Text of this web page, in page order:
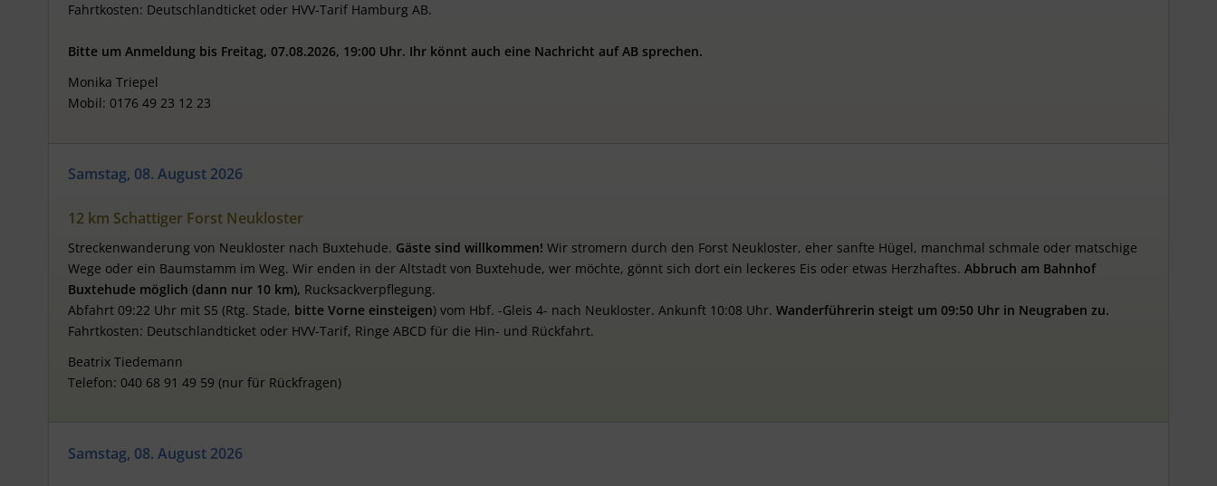
Fahrtkosten: Deutschlandticket oder HVV-Tarif Hamburg AB.
Bitte um Anmeldung bis Freitag, 07.08.2026, 19:00 Uhr. Ihr könnt auch eine Nachricht auf AB sprechen.
Monika Triepel
Mobil: 0176 49 23 12 23
Samstag, 08. August 2026
12 km Schattiger Forst Neukloster
Streckenwanderung von Neukloster nach Buxtehude. Gäste sind willkommen!Wir stromern durch den Forst Neukloster, eher sanfte Hügel, manchmal schmale oder matschige
Wege oder ein Baumstamm im Weg. Wir enden in der Altstadt von Buxtehude, wer möchte, gönnt sich dort ein leckeres Eis oder etwas Herzhaftes.Abbruch am Bahnhof
Buxtehude möglich (dann nur 10 km), Rucksackverpflegung.
Abfahrt 09:22 Uhr mit S5 (Rtg. Stade, bitte Vorne einsteigen) vom Hbf. -Gleis 4- nach Neukloster. Ankunft 10:08 Uhr.Wanderführerin steigt um 09:50 Uhr in Neugraben zu.
Fahrtkosten: Deutschlandticket oder HVV-Tarif, Ringe ABCD für die Hin- und Rückfahrt.
Beatrix Tiedemann
Telefon: 040 68 91 49 59 (nur für Rückfragen)
Samstag, 08. August 2026